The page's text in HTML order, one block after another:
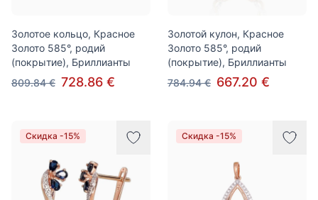
Золотое кольцо, Красное
Золото 585°, родий
(покрытие), Бриллианты
809.84 € 728.86 €
Золотой кулон, Красное
Золото 585°, родий
(покрытие), Бриллианты
784.94 € 667.20 €
Скидка -15% Скидка -15%